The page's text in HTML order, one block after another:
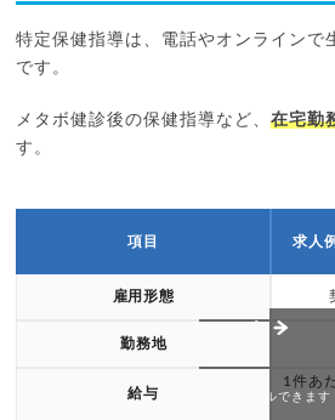
特定保健指導は、電話やオンラインで
です。
メタボ健診後の保健指導など、 在宅勤
す。
項目 求人
雇用形態
勤務地
給与
1件あ
スクロールできます